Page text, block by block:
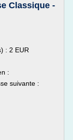
Classique -
: 2 EUR
:
suivante :